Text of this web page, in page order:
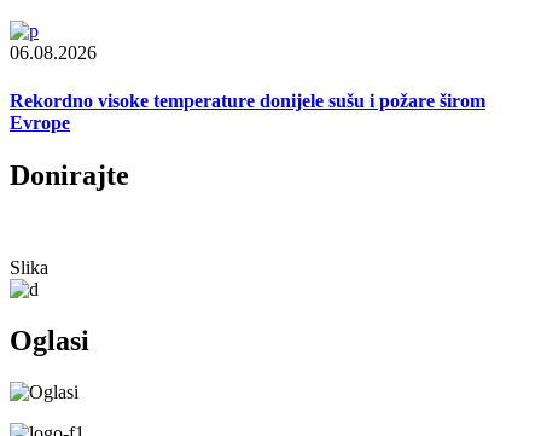
06.08.2026
Rekordno visoke temperature donijele sušu i požare širom
Evrope
Donirajte
Slika
Oglasi